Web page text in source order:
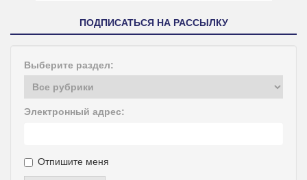
ПОДПИСАТЬСЯ НА РАССЫЛКУ
Выберите раздел:
Электронный адрес:
Отпишите меня